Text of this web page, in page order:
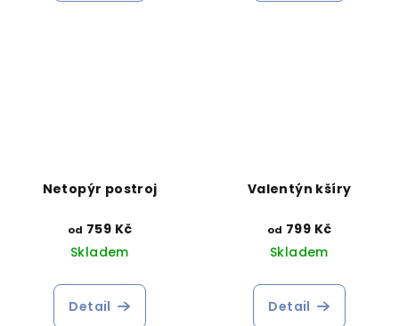
Netopýr postroj
od 759 Kč
Skladem
Detail
Valentýn kšíry
od 799 Kč
Skladem
Detail